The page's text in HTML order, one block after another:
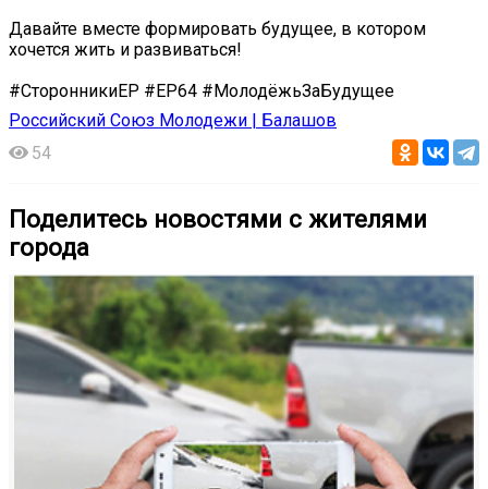
Давайте вместе формировать будущее, в котором
хочется жить и развиваться!
#СторонникиЕР #ЕР64 #МолодёжьЗаБудущее
Российский Союз Молодежи | Балашов
54
Поделитесь новостями с жителями
города